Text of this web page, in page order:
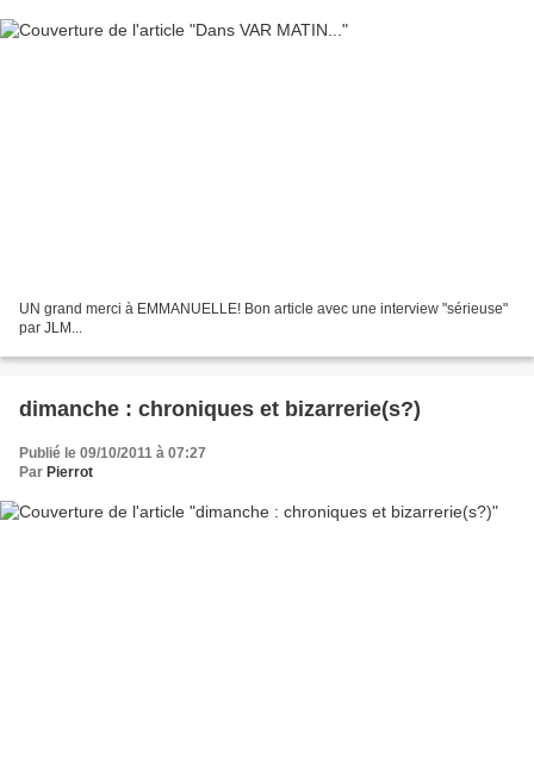
UN grand merci à EMMANUELLE! Bon article avec une interview "sérieuse"
par JLM...
dimanche : chroniques et bizarrerie(s?)
Publié le 09/10/2011 à 07:27
Par Pierrot